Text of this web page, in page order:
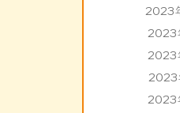
2023
2023
2023
2023
2023